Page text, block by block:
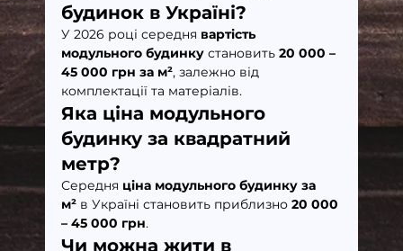
будинок в Україні?
У 2026 році середня вартість
модульного будинку становить 20 000 –
45 000 грн за м², залежно від
комплектації та матеріалів.
Яка ціна модульного
будинку за квадратний
метр?
Середня ціна модульного будинку за
м² в Україні становить приблизно 20 000
– 45 000 грн.
Чи можна жити в